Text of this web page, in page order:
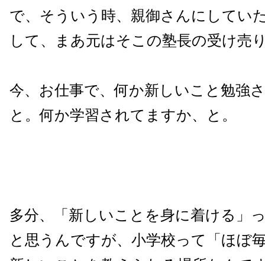
で、そういう時、親御さんにしてい
して、まあ元はそこの塾長の受け売
今、お仕事で、何か新しいこと勉強
と。何か学習されてますか、と。
多分、「新しいことを身に着ける」
と思うんですが、小学校って「ほぼ